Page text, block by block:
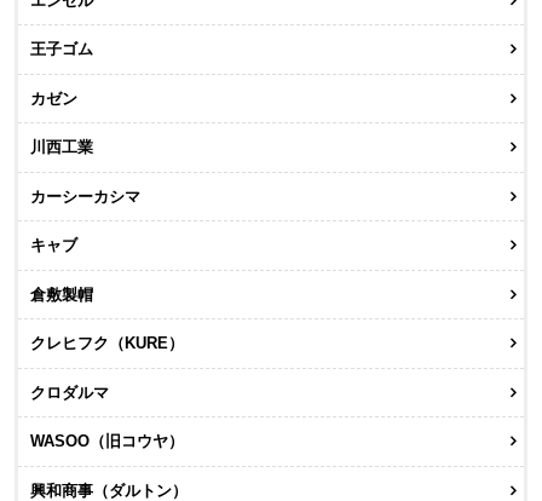
王子ゴム
カゼン
川西工業
カーシーカシマ
キャブ
倉敷製帽
クレヒフク（KURE）
クロダルマ
WASOO（旧コウヤ）
興和商事（ダルトン）